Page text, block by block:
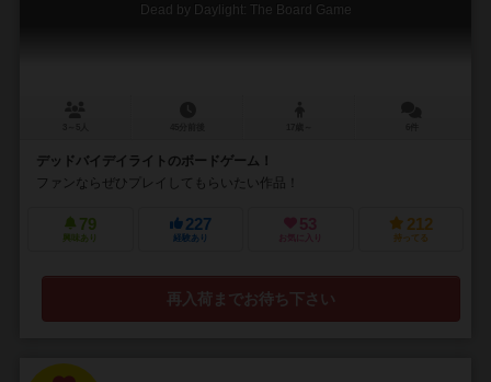
Dead by Daylight: The Board Game
デッドバイデイライトのボードゲーム！
ファンならぜひプレイしてもらいたい作品！
79
興味あり
227
経験あり
53
お気に入り
212
持ってる
再入荷までお待ち下さい